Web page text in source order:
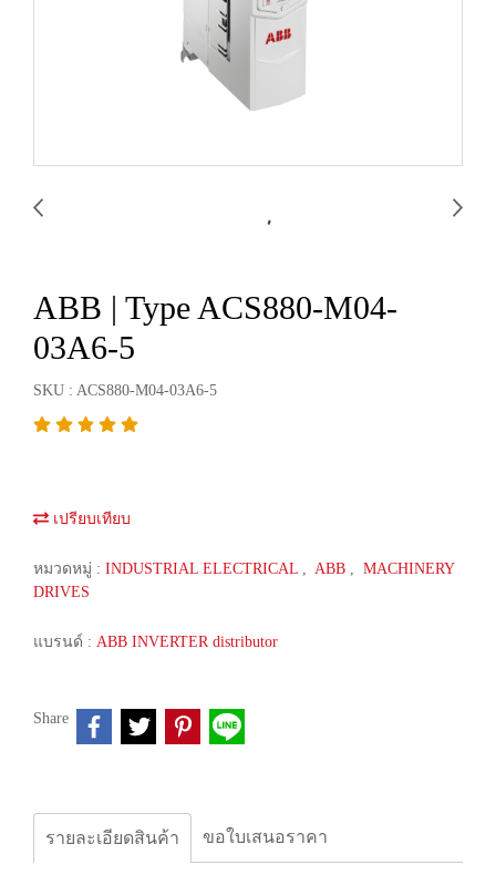
ABB | Type ACS880-M04-
03A6-5
SKU : ACS880-M04-03A6-5
เปรียบเทียบ
หมวดหมู่ : INDUSTRIAL ELECTRICAL , ABB , MACHINERY
DRIVES
แบรนด์ : ABB INVERTER distributor
Share
รายละเอียดสินค้า ขอใบเสนอราคา